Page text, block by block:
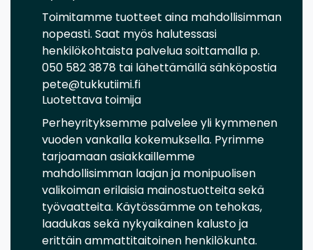
Toimitamme tuotteet aina mahdollisimman
nopeasti. Saat myös halutessasi
henkilökohtaista palvelua soittamalla p.
050 582 3878 tai lähettämällä sähköpostia
pete@tukkutiimi.fi
Luotettava toimija
Perheyrityksemme palvelee yli kymmenen
vuoden vankalla kokemuksella. Pyrimme
tarjoamaan asiakkaillemme
mahdollisimman laajan ja monipuolisen
valikoiman erilaisia mainostuotteita sekä
työvaatteita. Käytössämme on tehokas,
laadukas sekä nykyaikainen kalusto ja
erittäin ammattitaitoinen henkilökunta.